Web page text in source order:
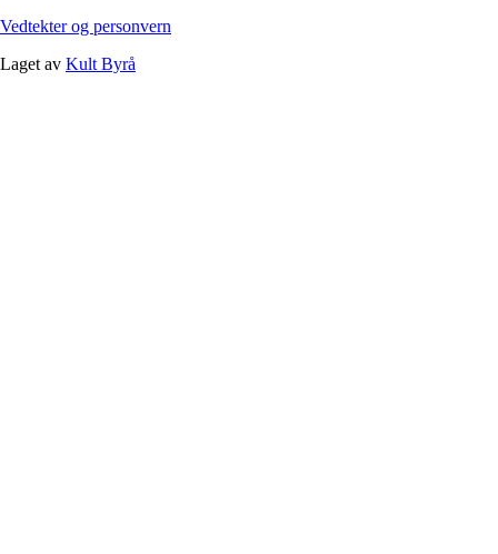
Vedtekter og personvern
Laget av Kult Byrå